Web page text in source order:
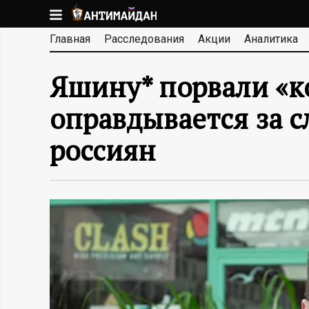
к
основномуА
Н
Т
И
М
А
Д
Главная Расследования Акции Аналитика
Яшину* порвали
оправдывается за
россиян